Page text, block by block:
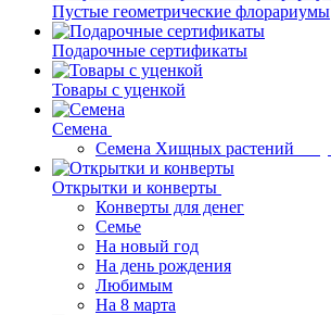
Пустые геометрические флорариумы
Подарочные сертификаты
Товары с уценкой
Семена
Семена Хищных растений
Открытки и конверты
Конверты для денег
Семье
На новый год
На день рождения
Любимым
На 8 марта